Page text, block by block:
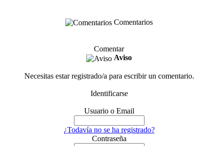
Comentarios
Comentar
Aviso
Necesitas estar registrado/a para escribir un comentario.
Identificarse
Usuario o Email
¿Todavía no se ha registrado?
Contraseña